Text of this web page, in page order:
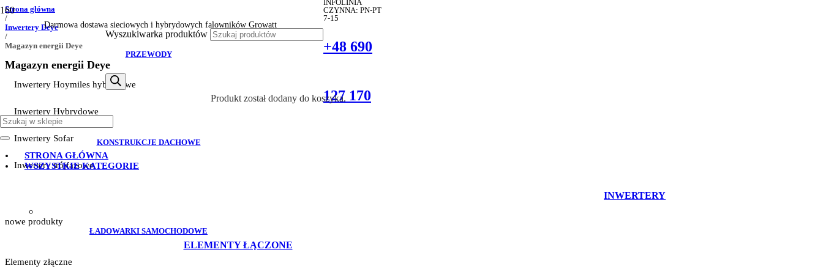
Darmowa dostawa sieciowych i hybrydowych falowników Growatt
Wyszukiwarka produktów
INFOLINIA
CZYNNA: PN-PT
7-15
+48 690
127 170
PRZEWODY
KONSTRUKCJE DACHOWE
ŁADOWARKI SAMOCHODOWE
Produkt został dodany do koszyka.
STRONA GŁÓWNA
WSZYSTKIE KATEGORIE
INWERTERY
ELEMENTY ŁĄCZONE
Strona główna
/
Inwertery Deye
/
Magazyn energii Deye
Magazyn energii Deye
Inwertery Hoymiles hybrydowe
Inwertery Hybrydowe
Inwertery Sofar
Inwertery trójfazowe
nowe produkty
Elementy złączne